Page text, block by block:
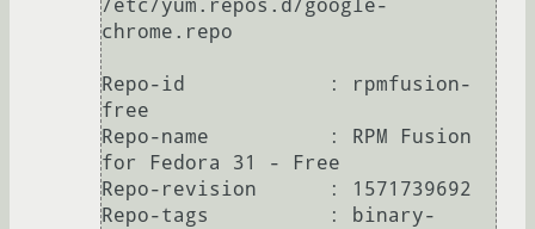
/etc/yum.repos.d/google-
chrome.repo
Repo-id            : rpmfusion-
free
Repo-name          : RPM Fusion
for Fedora 31 - Free
Repo-revision      : 1571739692
Repo-tags          : binary-